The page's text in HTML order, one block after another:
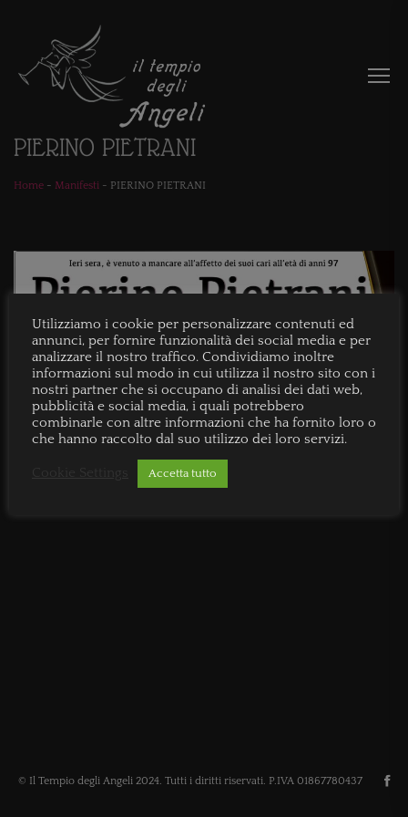
PIERINO PIETRANI
Home - Manifesti - PIERINO PIETRANI
© Il Tempio degli Angeli 2024. Tutti i diritti riservati. P.IVA 01867780437
Utilizziamo i cookie per personalizzare contenuti ed
annunci, per fornire funzionalità dei social media e per
analizzare il nostro traffico. Condividiamo inoltre
informazioni sul modo in cui utilizza il nostro sito con i
nostri partner che si occupano di analisi dei dati web,
pubblicità e social media, i quali potrebbero
combinarle con altre informazioni che ha fornito loro o
che hanno raccolto dal suo utilizzo dei loro servizi.
Accetta tutto